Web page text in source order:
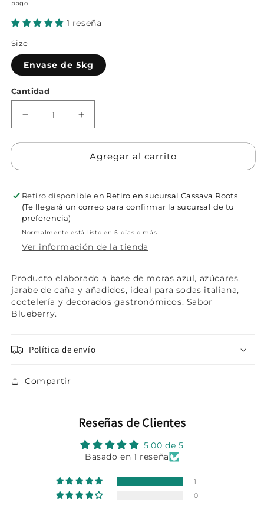
elemento
multimedia
en
ventana
modal
pago.
1 reseña
Size
Envase de 5kg
Cantidad
Reducir
cantidad
para
de
Aumentar
cantidad
para
Jarabe
de
Agregar al carrito
Retiro disponible en Retiro en sucursal Cassava Roots
(Te llegará un correo para confirmar la sucursal de tu
preferencia)
Normalmente está listo en 5 días o más
Ver información de la tienda
Producto elaborado a base de moras azul, azúcares,
jarabe de caña y añadidos, ideal para sodas italiana,
coctelería y decorados gastronómicos. Sabor
Blueberry.
Política de envío
Compartir
Reseñas de Clientes
5.00 de 5
Basado en 1 reseña
1
0